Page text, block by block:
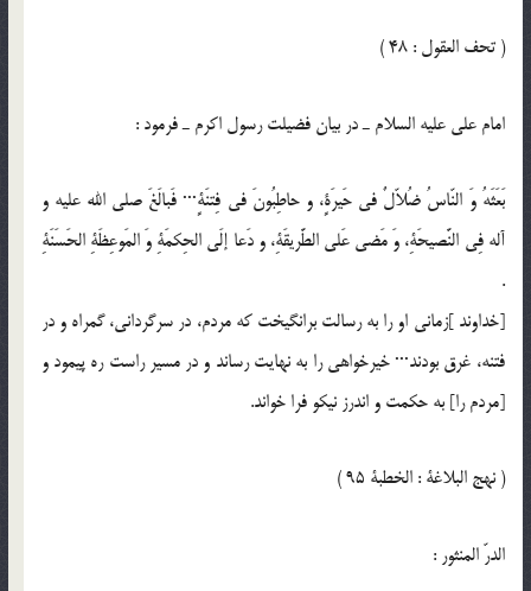
( تحف العقول : 48 )
امام على عليه السلام ـ در بيان فضيلت رسول اكرم ـ فرمود :
بَعَثَهُ وَ النّاسُ ضُلاّلٌ في حَيرَةٍ، و حاطِبُونَ في فِتنَةٍ··· فَبالَغَ صلى الله عليه و
آله فِي النَّصيحَةِ، وَ مَضى عَلى الطَّريقَةِ، و دَعا إلَى الحِكمَةِ وَ المَوعِظَةِ الحَسَنَةِ
.
[خداوند ]زمانى او را به رسالت برانگيخت كه مردم، در سرگردانى، گمراه و در
فتنه، غرق بودند··· خيرخواهى را به نهايت رساند و در مسير راست ره پيمود و
[مردم را] به حكمت و اندرز نيكو فرا خواند.
( نهج البلاغة : الخطبة 95 )
الدرّ المنثور :